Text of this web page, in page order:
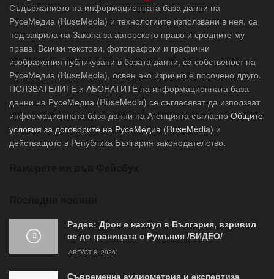
Съдържанието на информационната база данни на
РусеМедиа (RuseMedia) и технологиите използвани в нея, са
под закрила на Закона за авторското право и сродните му
права. Всички текстови, фотографски и графични
изображения публикувани в базата данни, са собственост на
РусеМедиа (RuseMedia), освен ако изрично е посочено друго.
ПОЛЗВАТЕЛИТЕ и АБОНАТИТЕ на информационната база
данни на РусеМедиа (RuseMedia) се съгласяват да използват
информационната база данни на Агенцията съгласно Общите
условия за договорите на РусеМедиа (RuseMedia) и
действащото в Република България законодателство.
Радев: Дрон е нахлул в България, взривил
се до границата с Румъния /ВИДЕО/
АВГУСТ 8, 2026
Съвременна аудиометрия и експертиза